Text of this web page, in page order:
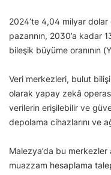
2024’te 4,04 milyar
pazarının, 2030’a kadar
bileşik büyüme oranının
Veri merkezleri, bulut
olarak yapay zekâ
verilerin erişilebilir ve
depolama cihazlarını ve
Malezya’da bu
muazzam hesaplama